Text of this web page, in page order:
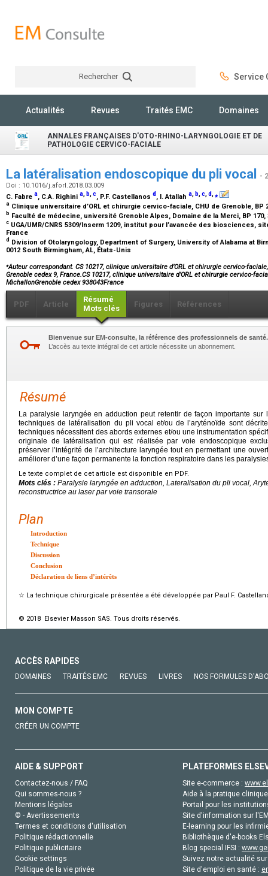
Rechercher Service
Actualités Revues Traités EMC Domaines
ANNALES FRANÇAISES D'OTO-RHINO-LARYNGOLOGIE ET DE
PATHOLOGIE CERVICO-FACIALE
La latéralisation endoscopique du pli vocal -
Doi : 10.1016/j.aforl.2018.03.009
C. Fabre a, C.A. Righini a, b,c, P.F. Castellanos d , I. Atallah a, b,c,d,⁎
a Clinique universitaire d’ORL et chirurgie cervico-faciale, CHU de Grenoble, BP
b Faculté de médecine, université Grenoble Alpes, Domaine de la Merci, BP
c UGA/UMR/CNRS 5309/Inserm 1209, institut pour l’avancée des biosciences,
France
d Division of Otolaryngology, Department of Surgery, University of Alabama at
0012 South Birmingham, AL, États-Unis
⁎Auteur correspondant. CS 10217, clinique universitaire d’ORL et chirurgie cervico-
Grenoble cedex 9, France.CS 10217, clinique universitaire d’ORL et chirurgie cervico-
MichallonGrenoble cedex 938043France
PDF Article
Résumé
Mots clés
Figures Références
Bienvenue sur EM-consulte, la référence des professionnels de santé.
L’accès au texte intégral de cet article nécessite un abonnement.
Résumé
La paralysie laryngée en adduction peut retentir de façon importante sur
techniques de latéralisation du pli vocal et/ou de l’aryténoïde sont
techniques nécessitent des abords externes et/ou une instrumentation
originale de latéralisation qui est réalisée par voie endoscopique
préserver l’intégrité de l’architecture laryngée tout en permettant une
améliorer d’une façon permanente la fonction respiratoire dans les
Le texte complet de cet article est disponible en PDF.
Mots clés : Paralysie laryngée en adduction, Lateralisation du pli vocal,
reconstructrice au laser par voie transorale
Plan
Introduction
Technique
Discussion
Conclusion
Déclaration de liens d’intérêts
☆ La technique chirurgicale présentée a été développée par Paul F.
© 2018 Elsevier Masson SAS. Tous droits réservés.
ACCÈS RAPIDES
DOMAINES TRAITÉS EMC REVUES LIVRES NOS FORMULES
MON COMPTE
CRÉER UN COMPTE
AIDE & SUPPORT
Contactez-nous / FAQ
Qui sommes-nous ?
Mentions légales
© - Avertissements
Termes et conditions d'utilisation
Politique rédactionnelle
Politique publicitaire
Cookie settings
Politique de la vie privée
PLATEFORMES
Site e-commerce :
Aide à la pratique
Portail pour les
Site d'information sur
E-learning pour les
Bibliothèque d'e-books
Blog special IFSI :
Suivez notre actualité
Site d'emploi en santé :